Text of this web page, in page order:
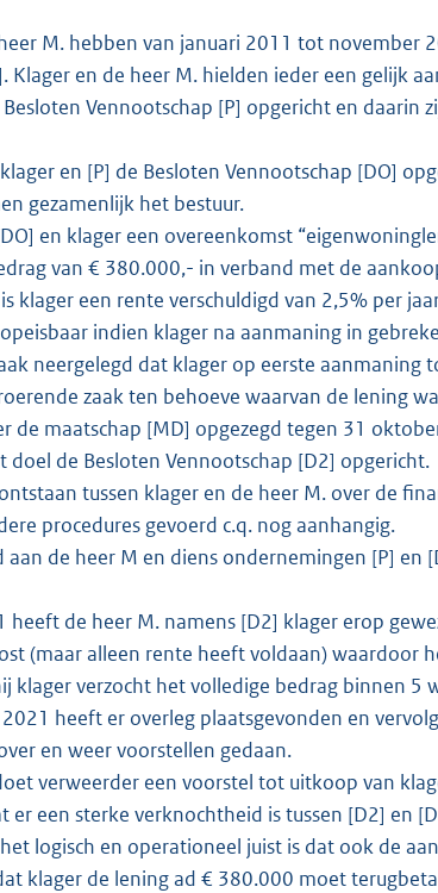
M. hebben van januari 2011 tot november
en de heer M. hielden ieder een gelijk
Vennootschap [P] opgericht en daarin
en [P] de Besloten Vennootschap [DO]
gezamenlijk het bestuur.
en klager een overeenkomst
van € 380.000,- in verband met de
klager een rente verschuldigd van 2,5% per
indien klager na aanmaning in
neergelegd dat klager op eerste aanmaning
zaak ten behoeve waarvan de lening
maatschap [MD] opgezegd tegen 31
de Besloten Vennootschap [D2] opgericht.
tussen klager en de heer M. over de
procedures gevoerd c.q. nog aanhangig.
de heer M en diens ondernemingen [P] en
de heer M. namens [D2] klager erop
(maar alleen rente heeft voldaan) waardoor
klager verzocht het volledige bedrag binnen 5
heeft er overleg plaatsgevonden en
en weer voorstellen gedaan.
verweerder een voorstel tot uitkoop van
een sterke verknochtheid is tussen [D2] en
logisch en operationeel juist is dat ook de
klager de lening ad € 380.000 moet